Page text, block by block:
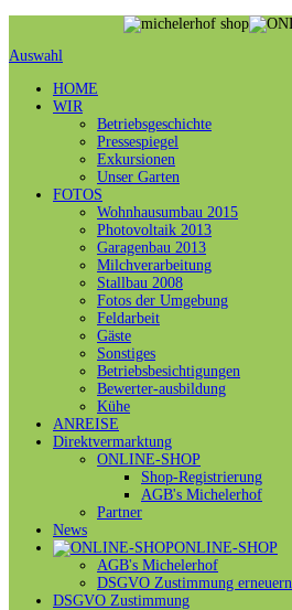
Auswahl
HOME
WIR
Betriebsgeschichte
Pressespiegel
Exkursionen
Unser Garten
FOTOS
Wohnhausumbau 2015
Photovoltaik 2013
Garagenbau 2013
Milchverarbeitung
Stallbau 2008
Fotos der Umgebung
Feldarbeit
Gäste
Sonstiges
Betriebsbesichtigungen
Bewerter-ausbildung
Kühe
ANREISE
Direktvermarktung
ONLINE-SHOP
Shop-Registrierung
AGB's Michelerhof
Partner
News
ONLINE-SHOP
AGB's Michelerhof
DSGVO Zustimmung erneuern
DSGVO Zustimmung